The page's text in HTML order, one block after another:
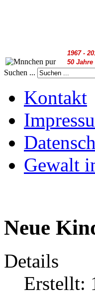
1967 -
50 Jahre
Suchen ...
Kontakt
Gewalt
Neue
Details
Erstellt: